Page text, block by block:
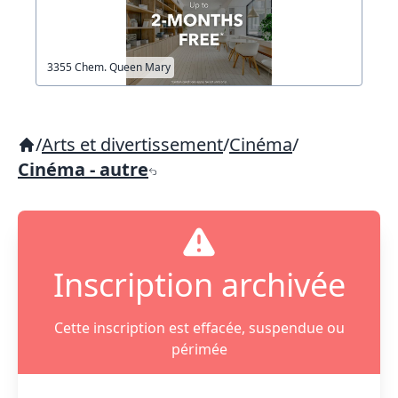
3355 Chem. Queen Mary
/Arts et divertissement/Cinéma/
Cinéma - autre
Inscription archivée
Cette inscription est effacée, suspendue ou
périmée